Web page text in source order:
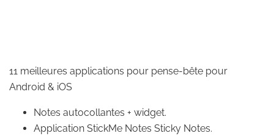
11 meilleures applications pour pense-bête pour
Android & iOS
Notes autocollantes + widget.
Application StickMe Notes Sticky Notes.